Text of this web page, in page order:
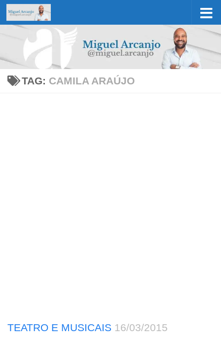
Skip to content
TAG: CAMILA ARAÚJO
TEATRO E MUSICAIS 16/03/2015